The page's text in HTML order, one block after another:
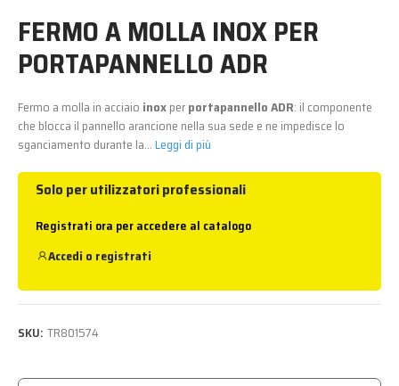
FERMO A MOLLA INOX PER
PORTAPANNELLO ADR
Fermo a molla in acciaio inoxperportapannello ADR: il componente
che blocca il pannello arancione nella sua sede e ne impedisce lo
sganciamento durante la...Leggi di più
Solo per utilizzatori professionali
Registrati ora per accedere al catalogo
Accedi o registrati
SKU: TR801574